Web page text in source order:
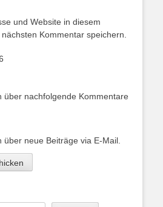
und Website in diesem
Kommentar speichern.
über nachfolgende Kommentare
über neue Beiträge via E-Mail.